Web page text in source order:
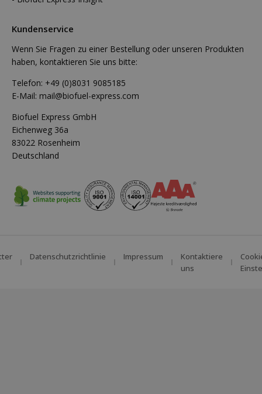
Kundenservice
Wenn Sie Fragen zu einer Bestellung oder unseren Produkten
haben, kontaktieren Sie uns bitte:
Telefon: +49 (0)8031 9085185
E-Mail: mail@biofuel-express.com
Biofuel Express GmbH
Eichenweg 36a
83022 Rosenheim
Deutschland
Datenschutzrichtlinie Impressum
Kontaktiere
uns